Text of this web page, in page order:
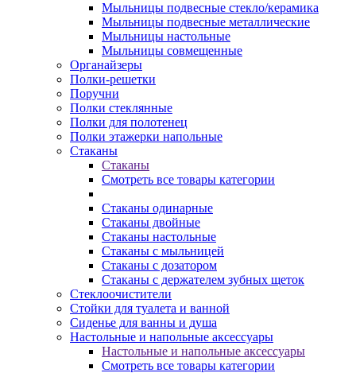
Мыльницы подвесные стекло/керамика
Мыльницы подвесные металлические
Мыльницы настольные
Мыльницы совмещенные
Органайзеры
Полки-решетки
Поручни
Полки стеклянные
Полки для полотенец
Полки этажерки напольные
Стаканы
Стаканы
Смотреть все товары категории
Стаканы одинарные
Стаканы двойные
Стаканы настольные
Стаканы с мыльницей
Стаканы с дозатором
Стаканы с держателем зубных щеток
Стеклоочистители
Стойки для туалета и ванной
Сиденье для ванны и душа
Настольные и напольные аксессуары
Настольные и напольные аксессуары
Смотреть все товары категории